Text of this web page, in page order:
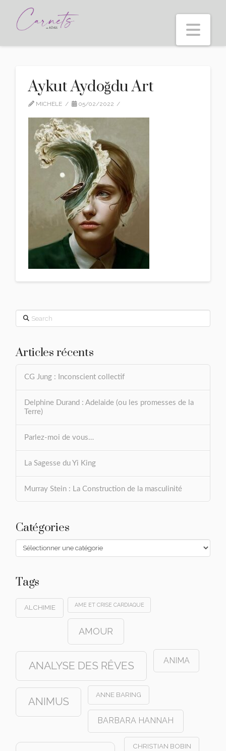
Aykut Aydoğdu Art
MICHELE 05/02/2022
Search
Articles récents
CG Jung : Inconscient collectif
Delphine Durand : Adelaide (ou les promesses de la
Terre)
Parlez-moi de vous…
La Sagesse du Yi King
Murray Stein : La Construction de la masculinité
Catégories
Catégories
Tags
ALCHIMIE AME ET CRISE CARDIAQUE
AMOUR
ANALYSE DES RÊVES ANIMA
ANIMUS
ANNE BARING
BARBARA HANNAH
CHRISTIAN BOBIN